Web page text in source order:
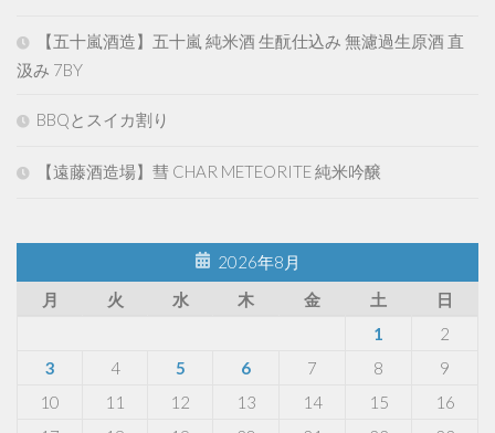
【五十嵐酒造】五十嵐 純米酒 生酛仕込み 無濾過生原酒 直
汲み 7BY
BBQとスイカ割り
【遠藤酒造場】彗 CHAR METEORITE 純米吟醸
2026年8月
月
火 水 木 金 土
日
1
2
3
4 5 6 7 8
9
10
11 12 13 14 15
16